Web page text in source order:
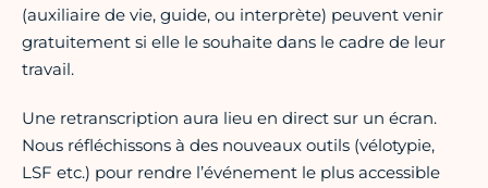
(auxiliaire de vie, guide, ou interprète) peuvent venir
gratuitement si elle le souhaite dans le cadre de leur
travail.
Une retranscription aura lieu en direct sur un écran.
Nous réfléchissons à des nouveaux outils (vélotypie,
LSF etc.) pour rendre l’événement le plus accessible